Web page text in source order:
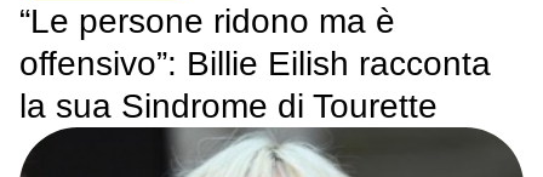
“Le persone ridono ma è
offensivo”: Billie Eilish racconta
la sua Sindrome di Tourette